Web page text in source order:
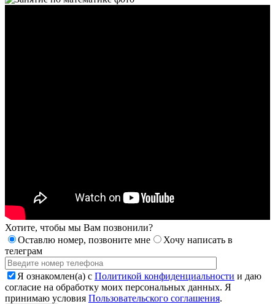
Хотите, чтобы мы Вам позвонили?
Оставлю номер, позвоните мне
Хочу написать в
телеграм
Я ознакомлен(а) с Политикой конфиденциальности и даю
согласие на обработку моих персональных данных. Я
принимаю условия Пользовательского соглашения.